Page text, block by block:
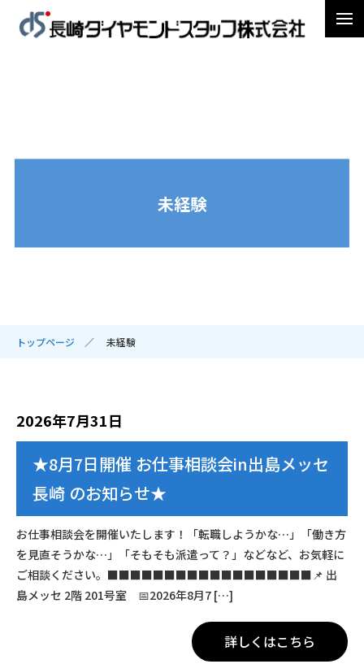
未経験
トップページ 未経験
2026年7月31日
★8月7日開催 お仕事相談会in出島メッセ
長崎 のお知らせ★
お仕事相談会を開催いたします！「転職しようかな…」「働き方
を見直そうかな…」「そもそも派遣って？」などなど、お気軽に
ご相談ください。■■■■■■■■■■■■■■■■■■📌 出
島メッセ 2階 201号室 📅2026年8月7 […]
詳しくはこちら